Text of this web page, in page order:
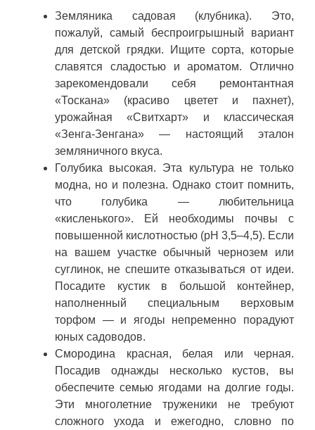
Земляника садовая (клубника). Это,
пожалуй, самый беспроигрышный вариант
для детской грядки. Ищите сорта, которые
славятся сладостью и ароматом. Отлично
зарекомендовали себя ремонтантная
«Тоскана» (красиво цветет и пахнет),
урожайная «Свитхарт» и классическая
«Зенга-Зенгана» — настоящий эталон
земляничного вкуса.
Голубика высокая. Эта культура не только
модна, но и полезна. Однако стоит помнить,
что голубика — любительница
«кисленького». Ей необходимы почвы с
повышенной кислотностью (pH 3,5–4,5). Если
на вашем участке обычный чернозем или
суглинок, не спешите отказываться от идеи.
Посадите кустик в большой контейнер,
наполненный специальным верховым
торфом — и ягоды непременно порадуют
юных садоводов.
Смородина красная, белая или черная.
Посадив однажды несколько кустов, вы
обеспечите семью ягодами на долгие годы.
Эти многолетние труженики не требуют
сложного ухода и ежегодно, словно по